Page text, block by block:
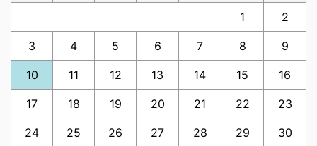
1 2
3 4 5 6 7 8 9
10 11 12 13 14 15 16
17 18 19 20 21 22 23
24 25 26 27 28 29 30